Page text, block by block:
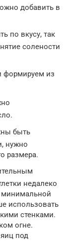
добавить в
по вкусу, так
солености
формируем из
быть
нужно
размера.
недалеко
минимальной
использовать
стенками.
огне.
под